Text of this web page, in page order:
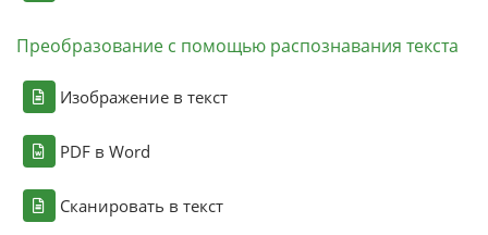
Преобразование с помощью распознавания текста
Изображение в текст
PDF в Word
Сканировать в текст